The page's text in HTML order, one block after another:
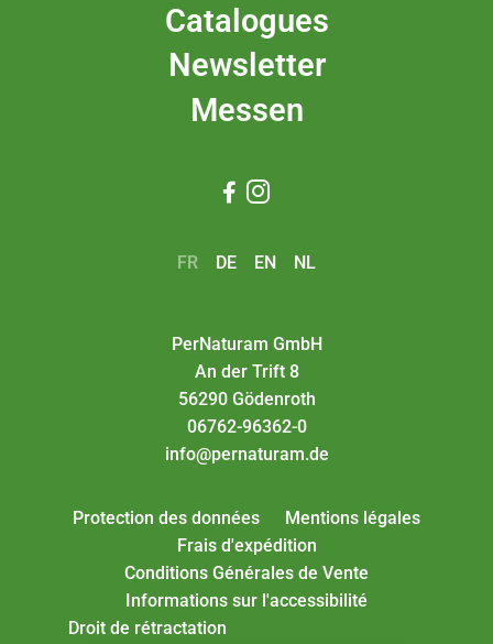
Catalogues
Newsletter
Messen
 
FR DE EN NL
PerNaturam GmbH
An der Trift 8
56290 Gödenroth
06762-96362-0
info@pernaturam.de
Protection des données
Mentions légales
Frais d'expédition
Conditions Générales de Vente
Informations sur l'accessibilité
Droit de rétractation